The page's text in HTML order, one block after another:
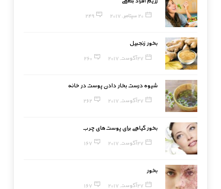
20 سپتامبر, 2017 249
بخور زنجبیل
27 آگوست, 2017 260
شیوه درست بخار دادن پوست در خانه
27 آگوست, 2017 262
بخور گیاهی برای پوست‌های چرب
27 آگوست, 2017 167
بخور
27 آگوست, 2017 167